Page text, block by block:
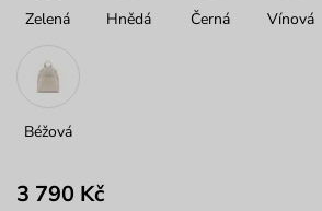
Zelená Hnědá Černá Vínová
Béžová
3 790 Kč